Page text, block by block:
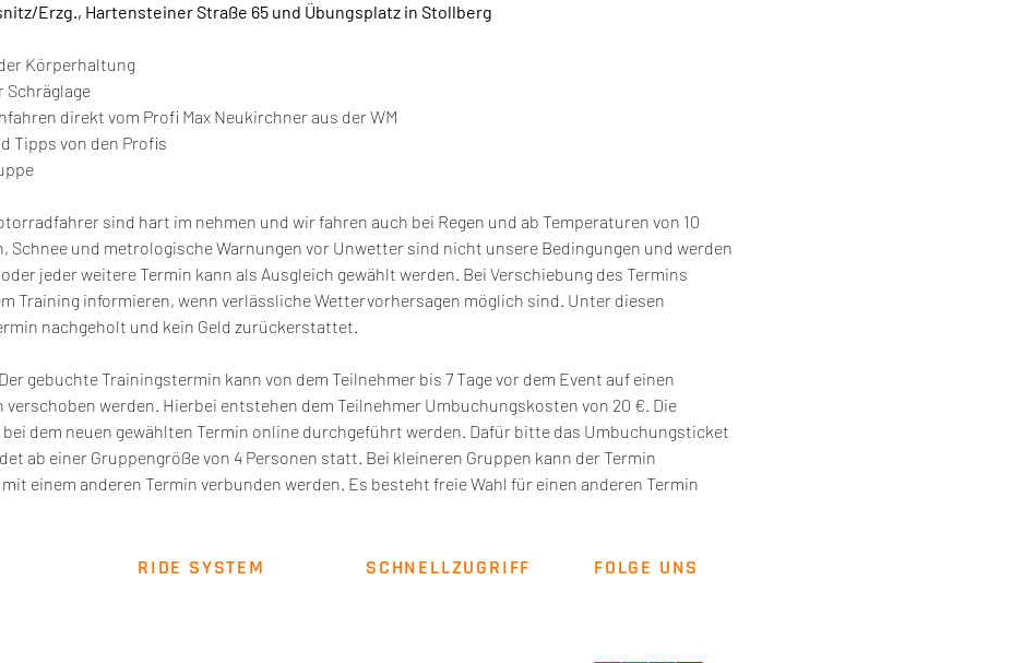
Erzg., Hartensteiner Straße 65 und Übungsplatz in Stollberg
Körperhaltung
Schräglage
direkt vom Profi Max Neukirchner aus der WM
Tipps von den Profis
sind hart im nehmen und wir fahren auch bei Regen und ab Temperaturen von 10
Schnee und metrologische Warnungen vor Unwetter sind nicht unsere Bedingungen und werden
jeder weitere Termin kann als Ausgleich gewählt werden. Bei Verschiebung des Termins
Training informieren, wenn verlässliche Wettervorhersagen möglich sind. Unter diesen
nachgeholt und kein Geld zurückerstattet.
Der gebuchte Trainingstermin kann von dem Teilnehmer bis 7 Tage vor dem Event auf einen
werden. Hierbei entstehen dem Teilnehmer Umbuchungskosten von 20 €. Die
dem neuen gewählten Termin online durchgeführt werden. Dafür bitte das Umbuchungsticket
ab einer Gruppengröße von 4 Personen statt. Bei kleineren Gruppen kann der Termin
einem anderen Termin verbunden werden. Es besteht freie Wahl für einen anderen Termin
RIDE SYSTEM SCHNELLZUGRIFF FOLGE UNS